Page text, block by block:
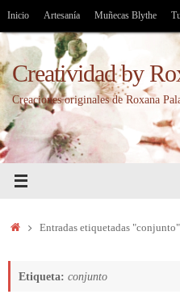
Saltar
contenido
Inicio Artesanía Muñecas Blythe
Creatividad by
Creaciones originales de Roxana
InicioEntradas etiquetadas "conjunto"
Etiqueta: conjunto